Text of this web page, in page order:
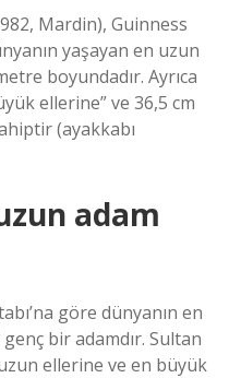
Mardin), Guinness
yaşayan en uzun
boyundadır. Ayrıca
ellerine” ve 36,5 cm
(ayakkabı
adam
göre dünyanın en
bir adamdır. Sultan
ellerine ve en büyük